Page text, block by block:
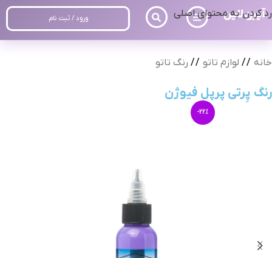
رد کردن به محتوای اصلی ورود / ثبت نام
خانه / لوازم تاتو / رنگ تاتو
رنگ پِرتی پرپل فیوژن
-22%